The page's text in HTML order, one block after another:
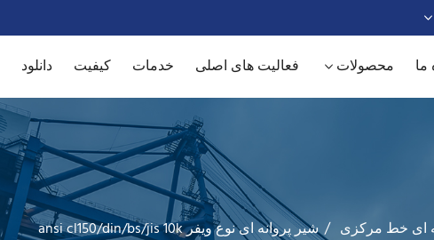
ما محصولات فعالیت های اصلی خدمات کیفیت دانلود
ای خط مرکزی شیر پروانه ای نوع ویفر ansi cl150/din/bs/jis 10k